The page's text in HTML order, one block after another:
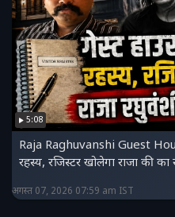
5:08
Raja Raghuvanshi Guest
रहस्य, रजिस्टर खोलेगा राजा की
अगस्त 07, 2026 07:59 am IST